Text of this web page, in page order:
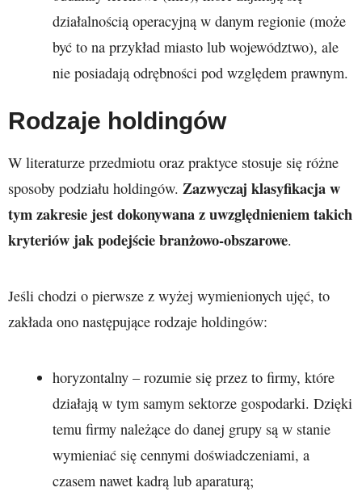
działalnością operacyjną w danym regionie (może
być to na przykład miasto lub województwo), ale
nie posiadają odrębności pod względem prawnym.
Rodzaje holdingów
W literaturze przedmiotu oraz praktyce stosuje się różne
sposoby podziału holdingów. Zazwyczaj klasyfikacja w
tym zakresie jest dokonywana z uwzględnieniem takich
kryteriów jak podejście branżowo-obszarowe.
Jeśli chodzi o pierwsze z wyżej wymienionych ujęć, to
zakłada ono następujące rodzaje holdingów:
horyzontalny – rozumie się przez to firmy, które
działają w tym samym sektorze gospodarki. Dzięki
temu firmy należące do danej grupy są w stanie
wymieniać się cennymi doświadczeniami, a
czasem nawet kadrą lub aparaturą;